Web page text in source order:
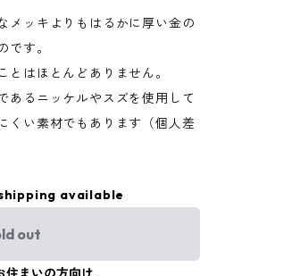
メッキよりもはるかに厚い金の
です。
はほとんどありません。
あるニッケルやスズを使用して
くい素材でもあります（個人差
available
out